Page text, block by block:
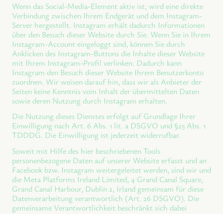
Wenn das Social-Media-Element aktiv ist, wird eine direkte
Verbindung zwischen Ihrem Endgerät und dem Instagram-
Server hergestellt. Instagram erhält dadurch Informationen
über den Besuch dieser Website durch Sie. Wenn Sie in Ihrem
Instagram-Account eingeloggt sind, können Sie durch
Anklicken des Instagram-Buttons die Inhalte dieser Website
mit Ihrem Instagram-Profil verlinken. Dadurch kann
Instagram den Besuch dieser Website Ihrem Benutzerkonto
zuordnen. Wir weisen darauf hin, dass wir als Anbieter der
Seiten keine Kenntnis vom Inhalt der übermittelten Daten
sowie deren Nutzung durch Instagram erhalten.
Die Nutzung dieses Dienstes erfolgt auf Grundlage Ihrer
Einwilligung nach Art. 6 Abs. 1 lit. a DSGVO und §25 Abs. 1
TDDDG. Die Einwilligung ist jederzeit widerrufbar.
Soweit mit Hilfe des hier beschriebenen Tools
personenbezogene Daten auf unserer Website erfasst und an
Facebook bzw. Instagram weitergeleitet werden, sind wir und
die Meta Platforms Ireland Limited, 4 Grand Canal Square,
Grand Canal Harbour, Dublin 2, Irland gemeinsam für diese
Datenverarbeitung verantwortlich (Art. 26 DSGVO). Die
gemeinsame Verantwortlichkeit beschränkt sich dabei